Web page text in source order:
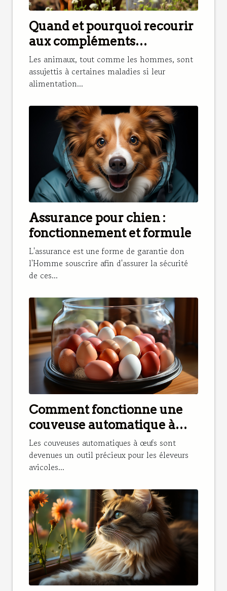
Quand et pourquoi recourir
aux compléments
alimentaires pour renforcer
l’alimentation d’un cheval ?
Les animaux, tout comme les hommes, sont
assujettis à certaines maladies si leur
alimentation...
Assurance pour chien :
fonctionnement et formule
L'assurance est une forme de garantie don
l'Homme souscrire afin d'assurer la sécurité
de ces...
Comment fonctionne une
couveuse automatique à
œufs et pourquoi en avoir
besoin ?
Les couveuses automatiques à œufs sont
devenues un outil précieux pour les éleveurs
avicoles...